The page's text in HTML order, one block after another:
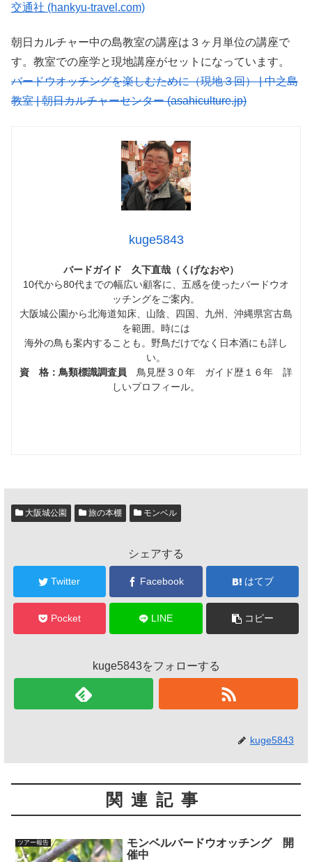
交通社 (hankyu-travel.com)
朝日カルチャー中の島教室の講座は３ヶ月単位の講座で
す。教室での座学と現地講座がセットになっています。
バードウオッチングを楽しむために（現地３回） | 中之島
教室 | 朝日カルチャーセンター (asahiculture.jp)
kuge5843
バードガイド 久下直哉（くげなおや）
10代から80代までの幅広い顧客に、五感を使ったバードウオ
ッチングをご案内。
大阪城公園から北海道知床、山陰、四国、九州、沖縄県宮古島
を範囲。時には
海外の鳥も案内することも。野鳥だけでなく日本酒にも詳し
い。
資 格：鳥類標識調査員 鳥見歴３０年 ガイド歴１６年 詳
しいプロフィール。
大阪城公園 旅の本棚 モンベル
シェアする
Twitter Facebook はてブ
Pocket LINE コピー
kuge5843をフォローする
kuge5843
関連記事
ツアー報告
モンベルバードウオッチング 開
催中